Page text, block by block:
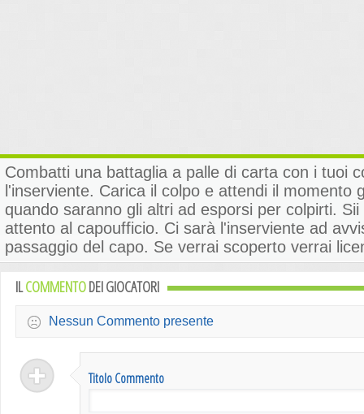
Combatti una battaglia a palle di carta con i tuoi
l'inserviente. Carica il colpo e attendi il momento
quando saranno gli altri ad esporsi per colpirti.
attento al capoufficio. Ci sarà l'inserviente ad
passaggio del capo. Se verrai scoperto verrai
ILCOMMENTODEI GIOCATORI
Nessun Commento presente
Titolo Commento